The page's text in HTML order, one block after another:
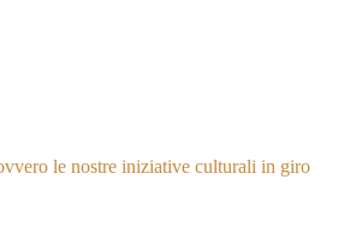
le nostre iniziative culturali in giro